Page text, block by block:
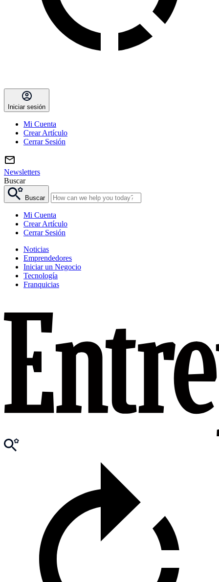
Iniciar sesión
Mi Cuenta
Crear Artículo
Cerrar Sesión
Newsletters
Buscar
Buscar
Mi Cuenta
Crear Artículo
Cerrar Sesión
Noticias
Emprendedores
Iniciar un Negocio
Tecnología
Franquicias